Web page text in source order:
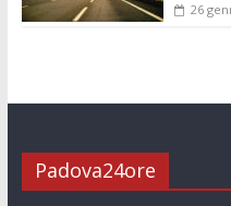
26
Padova24ore